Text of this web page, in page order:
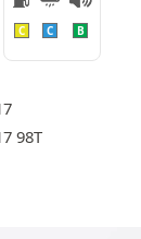
C C B
98T